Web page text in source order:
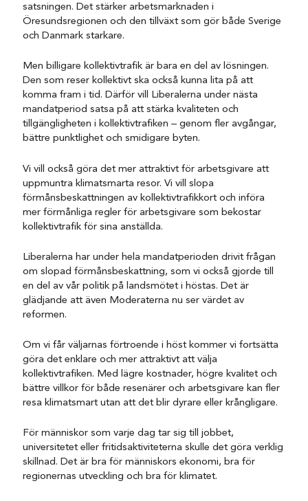
satsningen. Det stärker arbetsmarknaden i
Öresundsregionen och den tillväxt som gör både Sverige
och Danmark starkare.
Men billigare kollektivtrafik är bara en del av lösningen.
Den som reser kollektivt ska också kunna lita på att
komma fram i tid. Därför vill Liberalerna under nästa
mandatperiod satsa på att stärka kvaliteten och
tillgängligheten i kollektivtrafiken – genom fler avgångar,
bättre punktlighet och smidigare byten.
Vi vill också göra det mer attraktivt för arbetsgivare att
uppmuntra klimatsmarta resor. Vi vill slopa
förmånsbeskattningen av kollektivtrafikkort och införa
mer förmånliga regler för arbetsgivare som bekostar
kollektivtrafik för sina anställda.
Liberalerna har under hela mandatperioden drivit frågan
om slopad förmånsbeskattning, som vi också gjorde till
en del av vår politik på landsmötet i höstas. Det är
glädjande att även Moderaterna nu ser värdet av
reformen.
Om vi får väljarnas förtroende i höst kommer vi fortsätta
göra det enklare och mer attraktivt att välja
kollektivtrafiken. Med lägre kostnader, högre kvalitet och
bättre villkor för både resenärer och arbetsgivare kan fler
resa klimatsmart utan att det blir dyrare eller krångligare.
För människor som varje dag tar sig till jobbet,
universitetet eller fritidsaktiviteterna skulle det göra verklig
skillnad. Det är bra för människors ekonomi, bra för
regionernas utveckling och bra för klimatet.